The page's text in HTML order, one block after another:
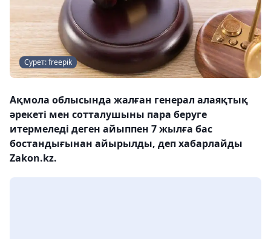
Сурет: freepik
Ақмола облысында жалған генерал алаяқтық
әрекеті мен сотталушыны пара беруге
итермеледі деген айыппен 7 жылға бас
бостандығынан айырылды, деп хабарлайды
Zakon.kz.